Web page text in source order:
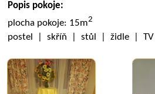
Popis pokoje:
plocha pokoje: 15m2
postel | skříň | stůl | židle |